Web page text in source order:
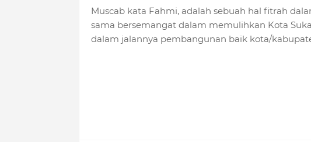
Muscab kata Fahmi, adalah sebuah hal fitrah
sama bersemangat dalam memulihkan Kota
dalam jalannya pembangunan baik kota/